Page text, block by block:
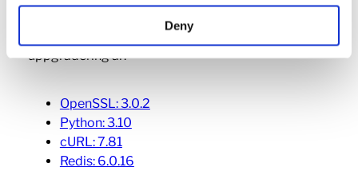
Deny
på servern. De mest relevanta ändringarna i denna
uppgradering är:
OpenSSL: 3.0.2
Python: 3.10
cURL: 7.81
Redis: 6.0.16